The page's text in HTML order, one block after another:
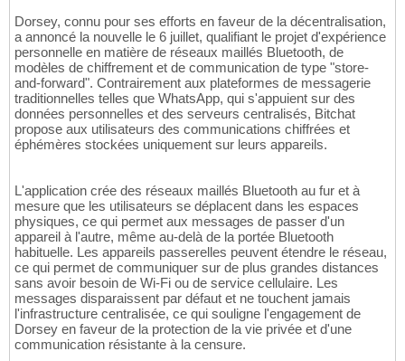
Dorsey, connu pour ses efforts en faveur de la décentralisation,
a annoncé la nouvelle le 6 juillet, qualifiant le projet d'expérience
personnelle en matière de réseaux maillés Bluetooth, de
modèles de chiffrement et de communication de type "store-
and-forward". Contrairement aux plateformes de messagerie
traditionnelles telles que WhatsApp, qui s'appuient sur des
données personnelles et des serveurs centralisés, Bitchat
propose aux utilisateurs des communications chiffrées et
éphémères stockées uniquement sur leurs appareils.
L'application crée des réseaux maillés Bluetooth au fur et à
mesure que les utilisateurs se déplacent dans les espaces
physiques, ce qui permet aux messages de passer d'un
appareil à l'autre, même au-delà de la portée Bluetooth
habituelle. Les appareils passerelles peuvent étendre le réseau,
ce qui permet de communiquer sur de plus grandes distances
sans avoir besoin de Wi-Fi ou de service cellulaire. Les
messages disparaissent par défaut et ne touchent jamais
l'infrastructure centralisée, ce qui souligne l'engagement de
Dorsey en faveur de la protection de la vie privée et d'une
communication résistante à la censure.